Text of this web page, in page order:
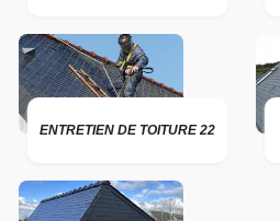
ENTRETIEN DE TOITURE 22